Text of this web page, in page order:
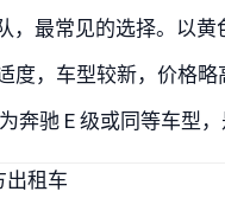
，最常见的选择。以黄
度，车型较新，价格略
奔驰 E 级或同等车型